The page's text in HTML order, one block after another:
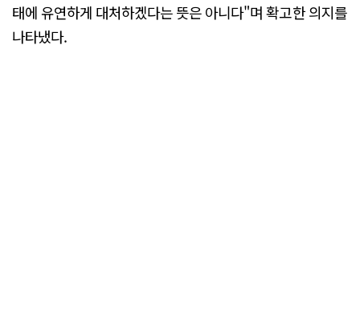
태에 유연하게 대처하겠다는 뜻은 아니다"며 확고한 의지를
나타냈다.